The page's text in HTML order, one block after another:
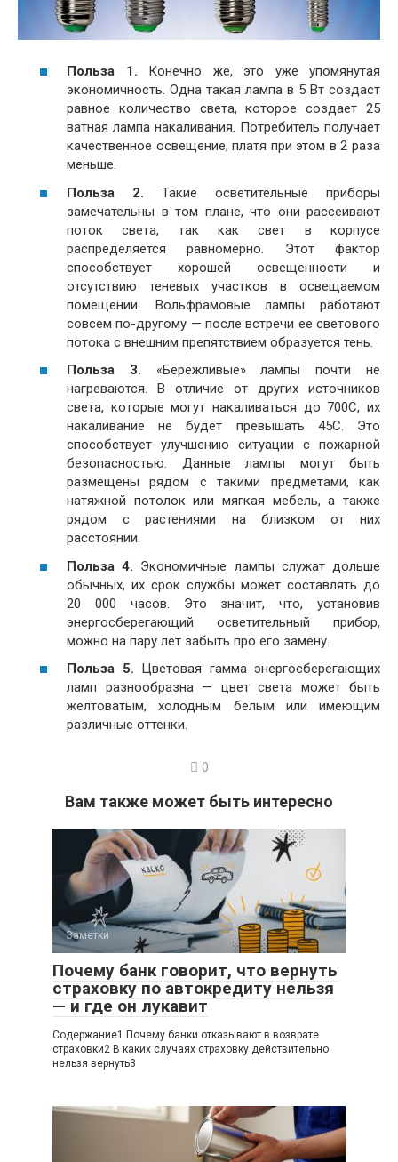
Польза 1. Конечно же, это уже упомянутая
экономичность. Одна такая лампа в 5 Вт создаст
равное количество света, которое создает 25
ватная лампа накаливания. Потребитель получает
качественное освещение, платя при этом в 2 раза
меньше.
Польза 2. Такие осветительные приборы
замечательны в том плане, что они рассеивают
поток света, так как свет в корпусе
распределяется равномерно. Этот фактор
способствует хорошей освещенности и
отсутствию теневых участков в освещаемом
помещении. Вольфрамовые лампы работают
совсем по-другому — после встречи ее светового
потока с внешним препятствием образуется тень.
Польза 3. «Бережливые» лампы почти не
нагреваются. В отличие от других источников
света, которые могут накаливаться до 700С, их
накаливание не будет превышать 45С. Это
способствует улучшению ситуации с пожарной
безопасностью. Данные лампы могут быть
размещены рядом с такими предметами, как
натяжной потолок или мягкая мебель, а также
рядом с растениями на близком от них
расстоянии.
Польза 4. Экономичные лампы служат дольше
обычных, их срок службы может составлять до
20 000 часов. Это значит, что, установив
энергосберегающий осветительный прибор,
можно на пару лет забыть про его замену.
Польза 5. Цветовая гамма энергосберегающих
ламп разнообразна — цвет света может быть
желтоватым, холодным белым или имеющим
различные оттенки.
0
Вам также может быть интересно
Заметки
Почему банк говорит, что вернуть
страховку по автокредиту нельзя
— и где он лукавит
Содержание1 Почему банки отказывают в возврате
страховки2 В каких случаях страховку действительно
нельзя вернуть3